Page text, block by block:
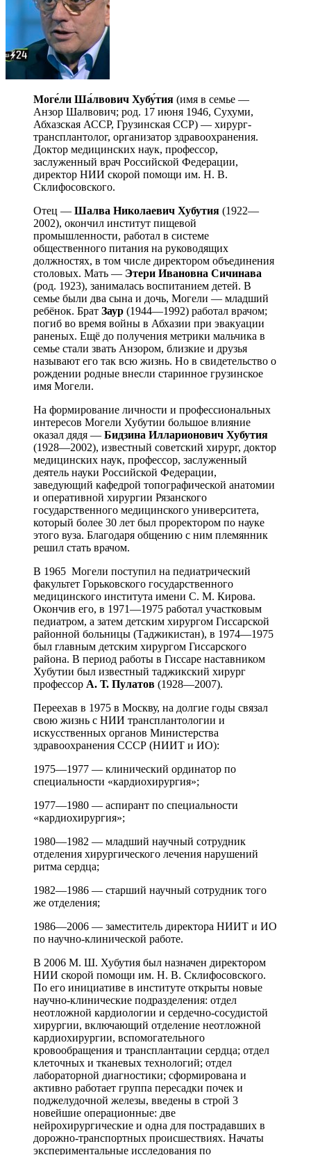
Моге́ли Ша́лвович Хубу́тия (имя в семье —
Анзор Шалвович; род. 17 июня 1946, Сухуми,
Абхазская АССР, Грузинская ССР) — хирург-
трансплантолог, организатор здравоохранения.
Доктор медицинских наук, профессор,
заслуженный врач Российской Федерации,
директор НИИ скорой помощи им. Н. В.
Склифосовского.
Отец — Шалва Николаевич Хубутия (1922—
2002), окончил институт пищевой
промышленности, работал в системе
общественного питания на руководящих
должностях, в том числе директором объединения
столовых. Мать — Этери Ивановна Сичинава
(род. 1923), занималась воспитанием детей. В
семье были два сына и дочь, Могели — младший
ребёнок. Брат Заур (1944—1992) работал врачом;
погиб во время войны в Абхазии при эвакуации
раненых. Ещё до получения метрики мальчика в
семье стали звать Анзором, близкие и друзья
называют его так всю жизнь. Но в свидетельство о
рождении родные внесли старинное грузинское
имя Могели.
На формирование личности и профессиональных
интересов Могели Хубутии большое влияние
оказал дядя — Бидзина Илларионович Хубутия
(1928—2002), известный советский хирург, доктор
медицинских наук, профессор, заслуженный
деятель науки Российской Федерации,
заведующий кафедрой топографической анатомии
и оперативной хирургии Рязанского
государственного медицинского университета,
который более 30 лет был проректором по науке
этого вуза. Благодаря общению с ним племянник
решил стать врачом.
В 1965 Могели поступил на педиатрический
факультет Горьковского государственного
медицинского института имени С. М. Кирова.
Окончив его, в 1971—1975 работал участковым
педиатром, а затем детским хирургом Гиссарской
районной больницы (Таджикистан), в 1974—1975
был главным детским хирургом Гиссарского
района. В период работы в Гиссаре наставником
Хубутии был известный таджикский хирург
профессор А. Т. Пулатов (1928—2007).
Переехав в 1975 в Москву, на долгие годы связал
свою жизнь с НИИ трансплантологии и
искусственных органов Министерства
здравоохранения СССР (НИИТ и ИО):
1975—1977 — клинический ординатор по
специальности «кардиохирургия»;
1977—1980 — аспирант по специальности
«кардиохирургия»;
1980—1982 — младший научный сотрудник
отделения хирургического лечения нарушений
ритма сердца;
1982—1986 — старший научный сотрудник того
же отделения;
1986—2006 — заместитель директора НИИТ и ИО
по научно-клинической работе.
В 2006 М. Ш. Хубутия был назначен директором
НИИ скорой помощи им. Н. В. Склифосовского.
По его инициативе в институте открыты новые
научно-клинические подразделения: отдел
неотложной кардиологии и сердечно-сосудистой
хирургии, включающий отделение неотложной
кардиохирургии, вспомогательного
кровообращения и трансплантации сердца; отдел
клеточных и тканевых технологий; отдел
лабораторной диагностики; сформирована и
активно работает группа пересадки почек и
поджелудочной железы, введены в строй 3
новейшие операционные: две
нейрохирургические и одна для пострадавших в
дорожно-транспортных происшествиях. Начаты
экспериментальные исследования по